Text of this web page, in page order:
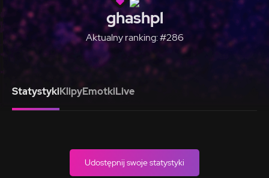
ghashpl
Aktualny ranking: #286
StatystykiKlipyEmotkiLive
Udostępnij swoje statystyki